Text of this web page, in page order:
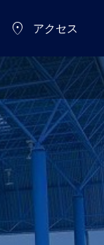
 アクセス

